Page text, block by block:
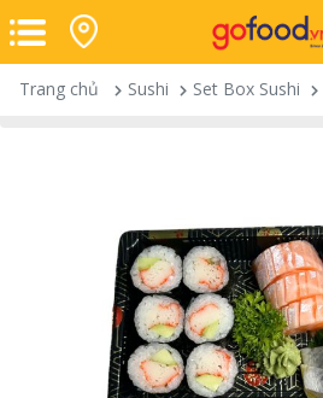
Trang chủ Sushi Set Box Sushi